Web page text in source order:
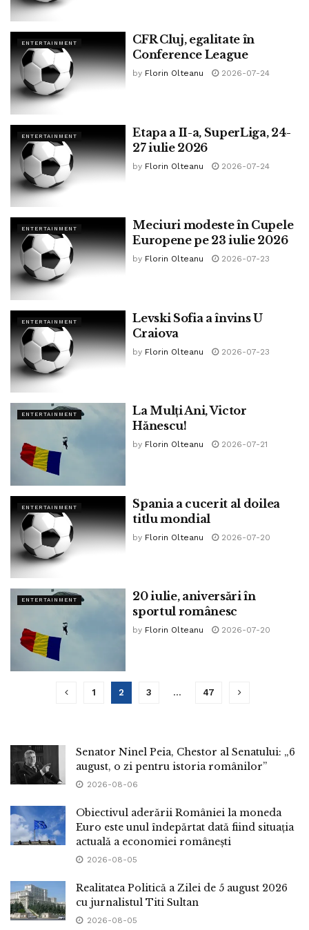
ENTERTAINMENT
CFR Cluj, egalitate în
Conference League
by Florin Olteanu 2026-07-24
ENTERTAINMENT
Etapa a II-a, SuperLiga, 24-
27 iulie 2026
by Florin Olteanu 2026-07-24
ENTERTAINMENT
Meciuri modeste în Cupele
Europene pe 23 iulie 2026
by Florin Olteanu 2026-07-23
ENTERTAINMENT
Levski Sofia a învins U
Craiova
by Florin Olteanu 2026-07-23
ENTERTAINMENT
La Mulți Ani, Victor
Hănescu!
by Florin Olteanu 2026-07-21
ENTERTAINMENT
Spania a cucerit al doilea
titlu mondial
by Florin Olteanu 2026-07-20
ENTERTAINMENT
20 iulie, aniversări în
sportul românesc
by Florin Olteanu 2026-07-20
1 2 3 … 47
Senator Ninel Peia, Chestor al Senatului: „6
august, o zi pentru istoria românilor”
2026-08-06
Obiectivul aderării României la moneda
Euro este unul îndepărtat dată fiind situația
actuală a economiei românești
2026-08-05
Realitatea Politică a Zilei de 5 august 2026
cu jurnalistul Titi Sultan
2026-08-05